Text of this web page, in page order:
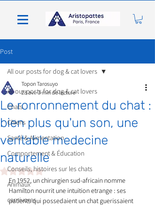
Post
All our posts for dog & cat lovers
Chats
Chiens
Santé & Alimentation
Comportement & Éducation
Conseils, histoires sur les chats
Animaux
carnivores
All our posts for dog & cat lovers
Le ronronnement du chat :
bien plus qu'un son, une
veritable medecine
naturelle
Topon Tarosuyo
28 avr. 3 min de lecture
Noté NaN étoiles sur 5.
En 1952, un chirurgien sud-africain nomme
Hamilton nourrit une intuition etrange : ses
patients qui possedaient un chat guerissaient